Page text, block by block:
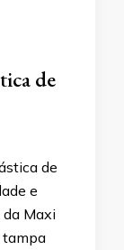
de
de
e
da Maxi
tampa